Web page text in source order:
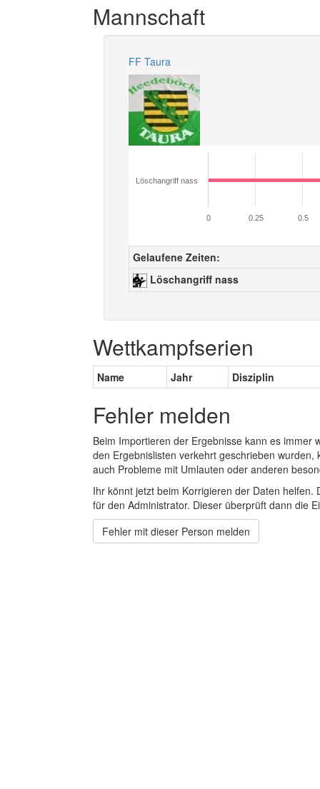
Mannschaft
FF Taura
Löschangriff nass
0 0.25 0.5
Gelaufene Zeiten:
Löschangriff nass
Wettkampfserien
Name Jahr Disziplin
Fehler melden
Beim Importieren der Ergebnisse kann es
den Ergebnislisten verkehrt geschrieben
auch Probleme mit Umlauten oder anderen
Ihr könnt jetzt beim Korrigieren der Daten
für den Administrator. Dieser überprüft dann die
Fehler mit dieser Person melden